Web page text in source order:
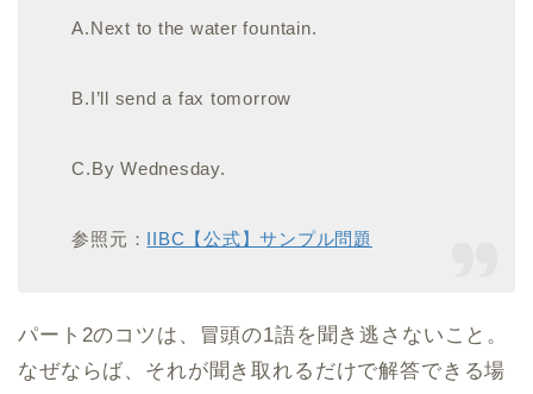
A.Next to the water fountain.
B.I’ll send a fax tomorrow
C.By Wednesday.
参照元： IIBC【公式】サンプル問題
パート2のコツは、冒頭の1語を聞き逃さないこと。
なぜならば、それが聞き取れるだけで解答できる場